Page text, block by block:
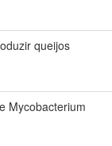
queijos
Mycobacterium